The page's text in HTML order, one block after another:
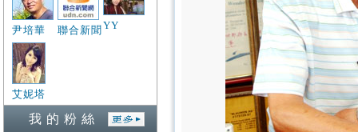
尹培華 聯合新聞 YY
艾妮塔
我 的 粉 絲